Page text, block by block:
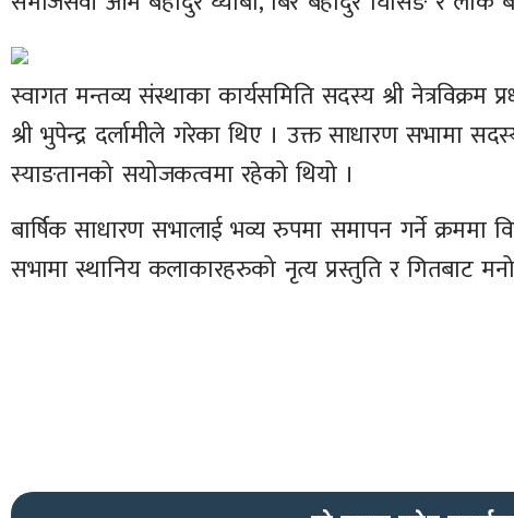
स्वागत मन्तव्य संस्थाका कार्यसमिति सदस्य श्री
श्री भुपेन्द्र दर्लामीले गरेका थिए । उक्त साधारण सभामा
स्याङतानको सयोजकत्वमा रहेको थियो ।
बार्षिक साधारण सभालाई भव्य रुपमा समापन गर्ने क्रममा
सभामा स्थानिय कलाकारहरुको नृत्य प्रस्तुति र गितबाट